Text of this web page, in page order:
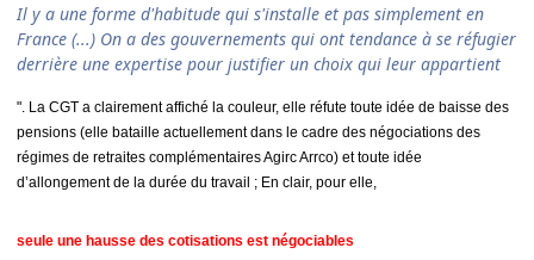
Il y a une forme d'habitude qui s'installe et pas simplement en
France (...) On a des gouvernements qui ont tendance à se réfugier
derrière une expertise pour justifier un choix qui leur appartient
". La CGT a clairement affiché la couleur, elle réfute toute idée de baisse des
pensions (elle bataille actuellement dans le cadre des négociations des
régimes de retraites complémentaires Agirc Arrco) et toute idée
d’allongement de la durée du travail ; En clair, pour elle,
seule une hausse des cotisations est négociables